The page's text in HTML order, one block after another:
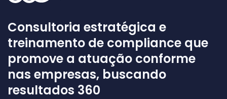
Consultoria estratégica e
treinamento de compliance que
promove a atuação conforme
nas empresas, buscando
resultados 360